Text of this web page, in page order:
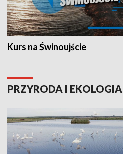
Kurs na Świnoujście
PRZYRODA I EKOLOGIA